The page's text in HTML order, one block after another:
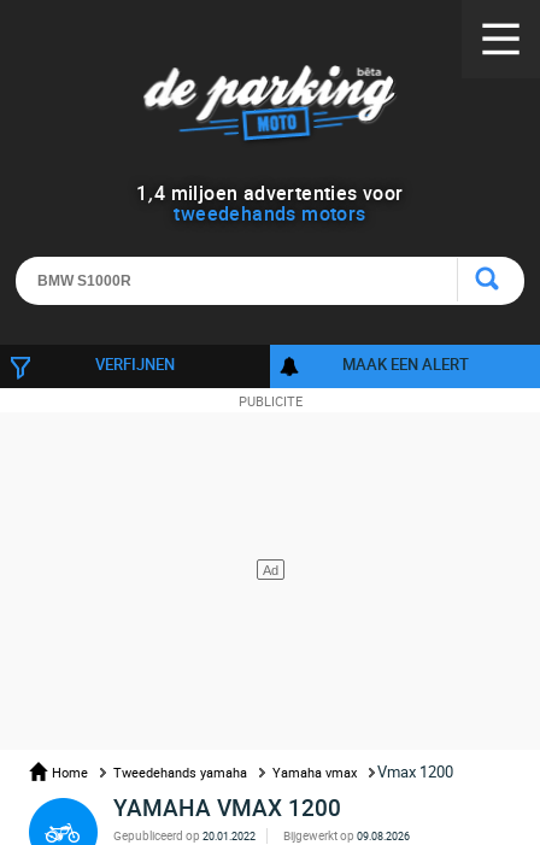
1 ,4 miljoen advertenties voor
tweedehands motors
VERFIJNEN MAAK EEN ALERT
Home Tweedehands yamaha Yamaha vmax Vmax 1200
YAMAHA VMAX 1200
Gepubliceerd op 20.01.2022 Bijgewerkt op 09.08.2026